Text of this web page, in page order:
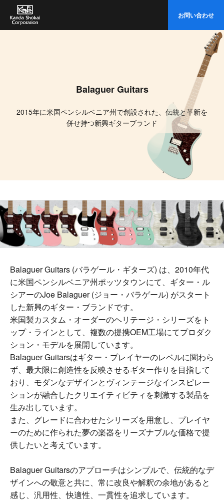
イ
ト
内
お問い合わせ
Balaguer Guitars
2015年に米国ペンシルベニア州で創設された、伝統と革新を
併せ持つ新興ギターブランド
Balaguer Guitars (バラゲール・ギターズ) は、2010年代
に米国ペンシルベニア州ポッツタウンにて、ギター・ル
シアーのJoe Balaguer (ジョー・バラゲール) がスタート
した新興のギター・ブランドです。
米国製カスタム・オーダーのヘリテージ・シリーズをト
ップ・ラインとして、複数の提携OEM工場にてプロダク
ション・モデルを展開しています。
Balaguer Guitarsはギター・プレイヤーのレベルに関わら
ず、最大限に創造性を反映させるギター作りを目指して
おり、モダンなデザインとヴィンテージなインスピレー
ションが融合したクリエイティビティを刺激する製品を
生み出しています。
また、グレードに合わせたシリーズを用意し、プレイヤ
ーのために作られた夢の楽器をリーズナブルな価格で提
供したいと考えています。
Balaguer Guitarsのアプローチはシンプルで、伝統的なデ
ザインへの敬意と共に、常に改良や解釈の余地があると
感じ、汎用性、快適性、一貫性を追求しています。